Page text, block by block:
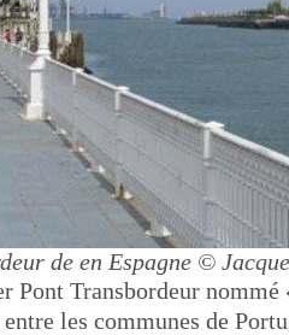
de en Espagne ©
Pont Transbordeur nommé
les communes de